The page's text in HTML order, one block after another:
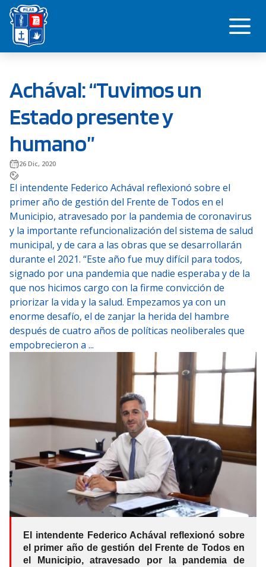
Saltar
contenido
Achával: “Tuvimos un
Estado presente y
humano”
26 Dic, 2020
El intendente Federico Achával reflexionó sobre el
primer año de gestión del Frente de Todos en el
Municipio, atravesado por la pandemia de coronavirus
y la importante refuncionalización del sistema de salud
municipal, y de cara a las obras que se desarrollarán
durante el 2021. “Este año fue muy difícil para todos,
signado por una pandemia que nadie esperaba y de la
que nos hicimos cargo con la firme convicción de
priorizar la vida y la salud. Empezamos ya con un
enorme desafío, el de zanjar la herida del hambre
después de cuatro años de políticas neoliberales que
empobrecieron a ...
El intendente Federico Achával reflexionó sobre
el primer año de gestión del Frente de Todos en
el Municipio, atravesado por la pandemia de